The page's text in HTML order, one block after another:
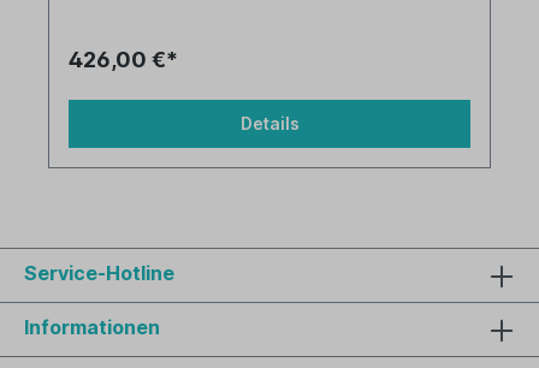
426,00 €*
Details
Service-Hotline
Informationen